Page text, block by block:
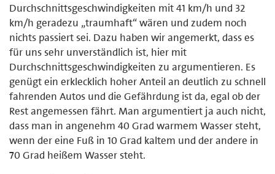
Durchschnittsgeschwindigkeiten mit 41 km/h und 32
km/h geradezu „traumhaft“ wären und zudem noch
nichts passiert sei. Dazu haben wir angemerkt, dass es
für uns sehr unverständlich ist, hier mit
Durchschnittsgeschwindigkeiten zu argumentieren. Es
genügt ein erklecklich hoher Anteil an deutlich zu schnell
fahrenden Autos und die Gefährdung ist da, egal ob der
Rest angemessen fährt. Man argumentiert ja auch nicht,
dass man in angenehm 40 Grad warmem Wasser steht,
wenn der eine Fuß in 10 Grad kaltem und der andere in
70 Grad heißem Wasser steht.